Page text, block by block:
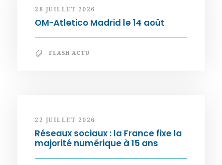
28 JUILLET 2026
OM-Atletico Madrid le 14 août
FLASH ACTU
22 JUILLET 2026
Réseaux sociaux : la France fixe la
majorité numérique à 15 ans